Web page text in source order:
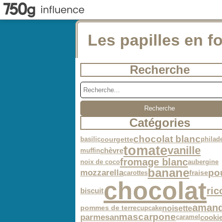
Les papilles en
Recherche
Catégories
basiliccourgettechocolat blanc
muffinchèvretomatevanille
noix de cocofromage blancaubergine
mozzarellacarottesbananefraise
biscuitchocolat
pommes de terrecupcakenoisette
parmesanmascarponecaramel